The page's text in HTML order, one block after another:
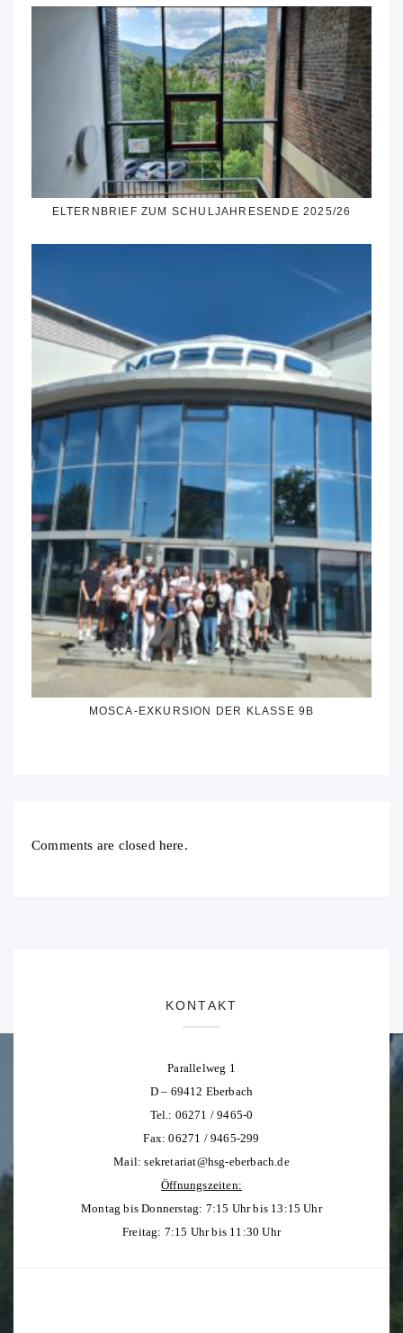
ELTERNBRIEF ZUM SCHULJAHRESENDE 2025/26
MOSCA-EXKURSION DER KLASSE 9B
Comments are closed here.
KONTAKT
Parallelweg 1
D – 69412 Eberbach
Tel.: 06271 / 9465-0
Fax: 06271 / 9465-299
Mail:sekretariat@hsg-eberbach.de
Öffnungszeiten:
Montag bis Donnerstag: 7:15 Uhr bis 13:15 Uhr
Freitag: 7:15 Uhr bis 11:30 Uhr